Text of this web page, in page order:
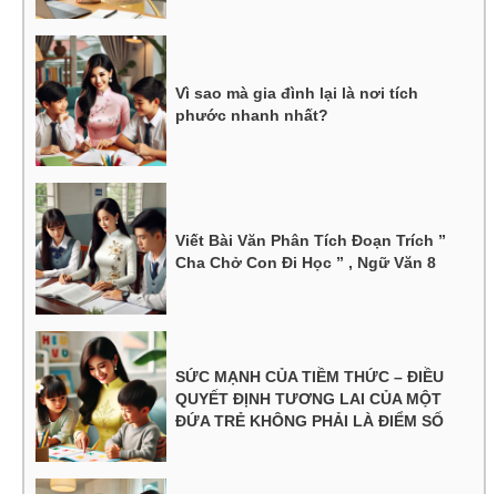
Vì sao mà gia đình lại là nơi tích
phước nhanh nhất?
Viết Bài Văn Phân Tích Đoạn Trích ”
Cha Chở Con Đi Học ” , Ngữ Văn 8
SỨC MẠNH CỦA TIỀM THỨC – ĐIỀU
QUYẾT ĐỊNH TƯƠNG LAI CỦA MỘT
ĐỨA TRẺ KHÔNG PHẢI LÀ ĐIỂM SỐ